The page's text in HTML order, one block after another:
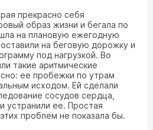
прекрасно себя
образ жизни и бегала по
на плановую ежегодную
на беговую дорожку и
под нагрузкой. Во
такие аритмические
ее пробежки по утрам
исходом. Ей сделали
сосудов сердца,
устранили ее. Простая
проблем не показала бы.